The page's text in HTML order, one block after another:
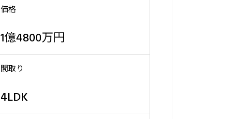
価格
1億4800万円
間取り
4LDK